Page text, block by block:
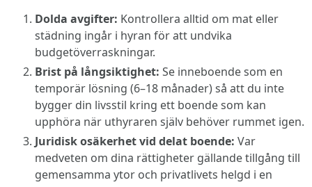
Dolda avgifter: Kontrollera alltid om mat eller
städning ingår i hyran för att undvika
budgetöverraskningar.
Brist på långsiktighet: Se inneboende som en
temporär lösning (6–18 månader) så att du inte
bygger din livsstil kring ett boende som kan
upphöra när uthyraren själv behöver rummet igen.
Juridisk osäkerhet vid delat boende: Var
medveten om dina rättigheter gällande tillgång till
gemensamma ytor och privatlivets helgd i en